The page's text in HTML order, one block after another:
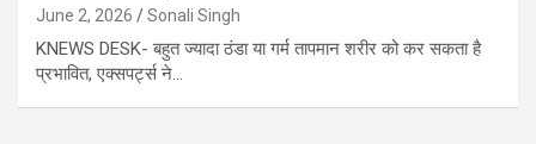
June 2, 2026 Sonali Singh
KNEWS DESK- बहुत ज्यादा ठंडा या गर्म तापमान शरीर को कर सकता है
प्रभावित, एक्सपर्ट्स ने…